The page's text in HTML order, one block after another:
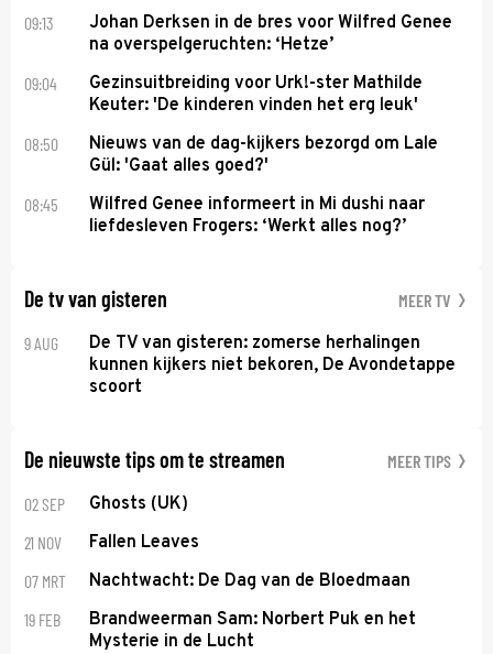
09:13
Johan Derksen in de bres voor Wilfred Genee
na overspelgeruchten: ‘Hetze’
09:04
Gezinsuitbreiding voor Urk!-ster Mathilde
Keuter: 'De kinderen vinden het erg leuk'
08:50
Nieuws van de dag-kijkers bezorgd om Lale
Gül: 'Gaat alles goed?'
08:45
Wilfred Genee informeert in Mi dushi naar
liefdesleven Frogers: ‘Werkt alles nog?’
De tv van gisteren MEER TV
9 AUG
De TV van gisteren: zomerse herhalingen
kunnen kijkers niet bekoren, De Avondetappe
scoort
De nieuwste tips om te streamen MEER TIPS
02 SEP Ghosts (UK)
21 NOV Fallen Leaves
07 MRT Nachtwacht: De Dag van de Bloedmaan
19 FEB
Brandweerman Sam: Norbert Puk en het
Mysterie in de Lucht